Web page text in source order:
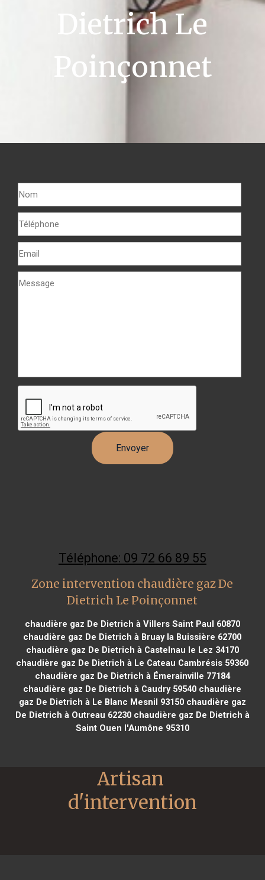
Dietrich Le
Poinçonnet
Téléphone: 09 72 66 89 55
Zone intervention chaudière gaz De
Dietrich Le Poinçonnet
chaudière gaz De Dietrich à Villers Saint Paul 60870
chaudière gaz De Dietrich à Bruay la Buissière 62700
chaudière gaz De Dietrich à Castelnau le Lez 34170
chaudière gaz De Dietrich à Le Cateau Cambrésis 59360
chaudière gaz De Dietrich à Émerainville 77184
chaudière gaz De Dietrich à Caudry 59540 chaudière
gaz De Dietrich à Le Blanc Mesnil 93150chaudière gaz
De Dietrich à Outreau 62230chaudière gaz De Dietrich à
Saint Ouen l'Aumône 95310
Artisan
d'intervention